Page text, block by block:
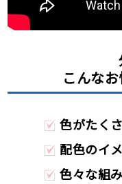
こんな
色がたく
配色のイ
色々な組